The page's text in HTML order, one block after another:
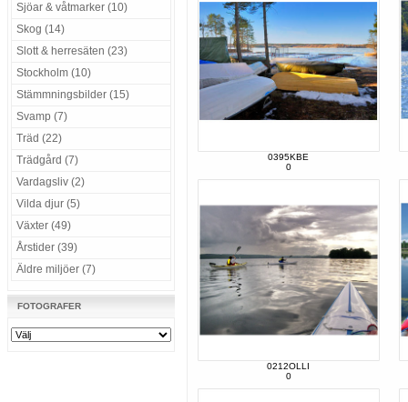
Sjöar & våtmarker (10)
Skog (14)
Slott & herresäten (23)
Stockholm (10)
Stämmningsbilder (15)
Svamp (7)
Träd (22)
Trädgård (7)
Vardagsliv (2)
Vilda djur (5)
Växter (49)
Årstider (39)
Äldre miljöer (7)
FOTOGRAFER
0395KBE
0
0212OLLI
0